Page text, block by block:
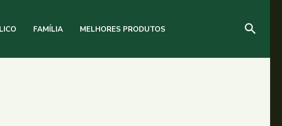
FAMÍLIA MELHORES PRODUTOS